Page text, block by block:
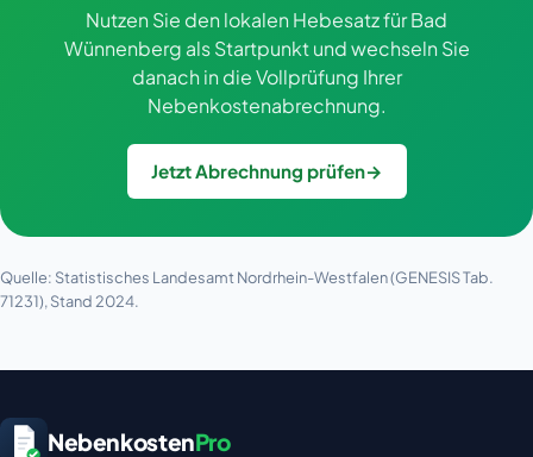
Nutzen Sie den lokalen Hebesatz für Bad
Wünnenberg als Startpunkt und wechseln Sie
danach in die Vollprüfung Ihrer
Nebenkostenabrechnung.
Jetzt Abrechnung prüfen→
Quelle: Statistisches Landesamt Nordrhein-Westfalen (GENESIS Tab.
71231), Stand 2024.
NebenkostenPro